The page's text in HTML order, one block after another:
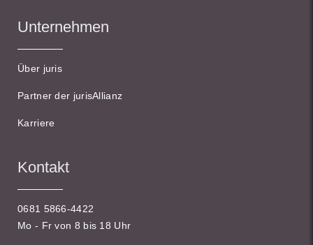
Unternehmen
Über juris
Partner der jurisAllianz
Karriere
Kontakt
0681 5866-4422
Mo - Fr von 8 bis 18 Uhr